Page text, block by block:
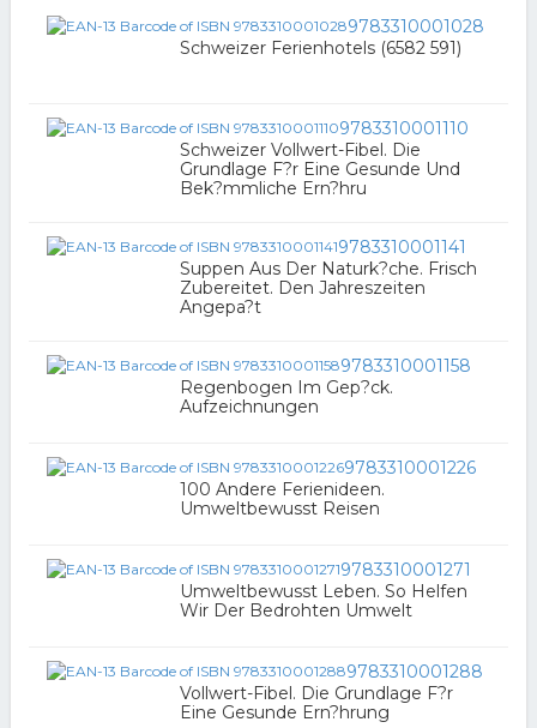
9783310001028
Schweizer Ferienhotels (6582 591)
9783310001110
Schweizer Vollwert-Fibel. Die
Grundlage F?r Eine Gesunde Und
Bek?mmliche Ern?hru
9783310001141
Suppen Aus Der Naturk?che. Frisch
Zubereitet. Den Jahreszeiten
Angepa?t
9783310001158
Regenbogen Im Gep?ck.
Aufzeichnungen
9783310001226
100 Andere Ferienideen.
Umweltbewusst Reisen
9783310001271
Umweltbewusst Leben. So Helfen
Wir Der Bedrohten Umwelt
9783310001288
Vollwert-Fibel. Die Grundlage F?r
Eine Gesunde Ern?hrung